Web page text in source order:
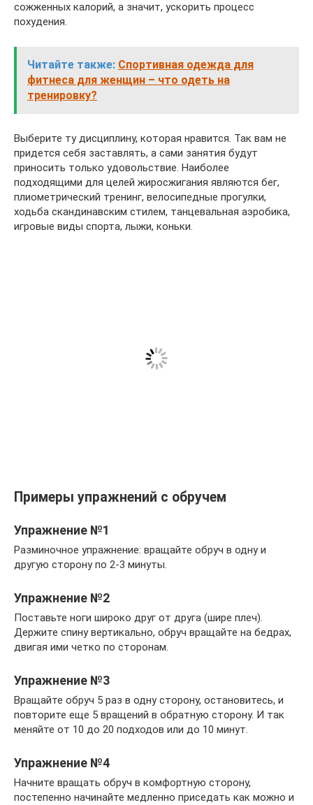
сожженных калорий, а значит, ускорить процесс
похудения.
Читайте также: Спортивная одежда для
фитнеса для женщин – что одеть на
тренировку?
Выберите ту дисциплину, которая нравится. Так вам не
придется себя заставлять, а сами занятия будут
приносить только удовольствие. Наиболее
подходящими для целей жиросжигания являются бег,
плиометрический тренинг, велосипедные прогулки,
ходьба скандинавским стилем, танцевальная аэробика,
игровые виды спорта, лыжи, коньки.
Примеры упражнений с обручем
Упражнение №1
Разминочное упражнение: вращайте обруч в одну и
другую сторону по 2-3 минуты.
Упражнение №2
Поставьте ноги широко друг от друга (шире плеч).
Держите спину вертикально, обруч вращайте на бедрах,
двигая ими четко по сторонам.
Упражнение №3
Вращайте обруч 5 раз в одну сторону, остановитесь, и
повторите еще 5 вращений в обратную сторону. И так
меняйте от 10 до 20 подходов или до 10 минут.
Упражнение №4
Начните вращать обруч в комфортную сторону,
постепенно начинайте медленно приседать как можно и